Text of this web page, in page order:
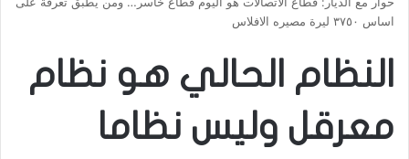
اساس ٣٧٥٠ ليرة مصيره الافلاس
النظام الحالي هو نظام
معرقل وليس نظاما